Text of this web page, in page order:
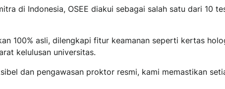
di Indonesia, OSEE diakui sebagai salah satu dari 10
100% asli, dilengkapi fitur keamanan seperti kertas
kelulusan universitas.
dan pengawasan proktor resmi, kami memastikan